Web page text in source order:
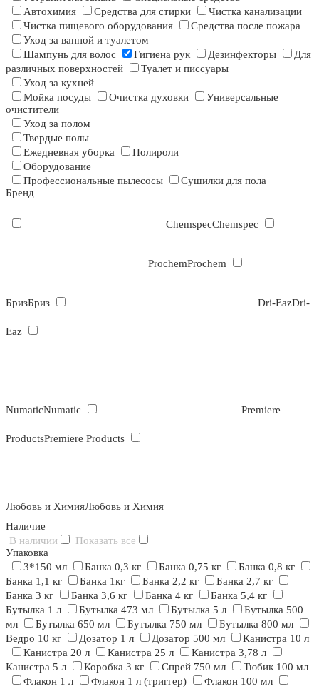
Автохимия
Средства для стирки
Чистка канализации
Чистка пищевого оборудования
Средства после пожара
Уход за ванной и туалетом
Шампунь для волос
Гигиена рук Дезинфекторы
Для
различных поверхностей
Туалет и писсуары
Уход за кухней
Мойка посуды
Очистка духовки
Универсальные
очистители
Уход за полом
Твердые полы
Ежедневная уборка
Полироли
Оборудование
Профессиональные пылесосы
Сушилки для пола
Бренд
ChemspecChemspec
ProchemProchem
БризБриз Dri-EazDri-
Eaz
NumaticNumatic Premiere
ProductsPremiere Products
Любовь и ХимияЛюбовь и Химия
Наличие
В наличии
Показать все
Упаковка
3*150 мл
Банка 0,3 кг Банка 0,75 кг
Банка 0,8 кг
Банка 1,1 кг
Банка 1кг Банка 2,2 кг
Банка 2,7 кг
Банка 3 кг
Банка 3,6 кг Банка 4 кг
Банка 5,4 кг
Бутылка 1 л
Бутылка 473 мл Бутылка 5 л
Бутылка 500
мл
Бутылка 650 мл Бутылка 750 мл
Бутылка 800 мл
Ведро 10 кг
Дозатор 1 л Дозатор 500 мл
Канистра 10 л
Канистра 20 л
Канистра 25 л
Канистра 3,78 л
Канистра 5 л
Коробка 3 кг Спрей 750 мл
Тюбик 100 мл
Флакон 1 л
Флакон 1 л (триггер)
Флакон 100 мл